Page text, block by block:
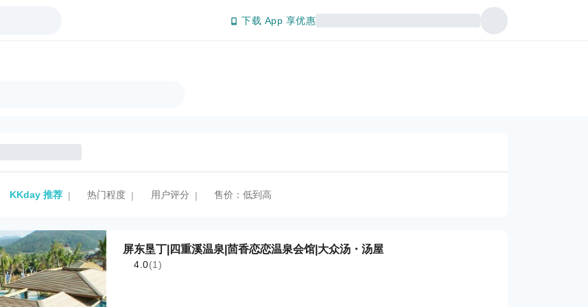
下载 App 享优惠
KKday 推荐 | 热门程度 | 用户评分 | 售价：低到高
屏东垦丁|四重溪温泉|茴香恋恋温泉会馆|大众汤・汤屋
4.0(1)